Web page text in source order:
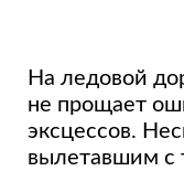
На ледовой
не прощает
эксцессов.
вылетавшим с